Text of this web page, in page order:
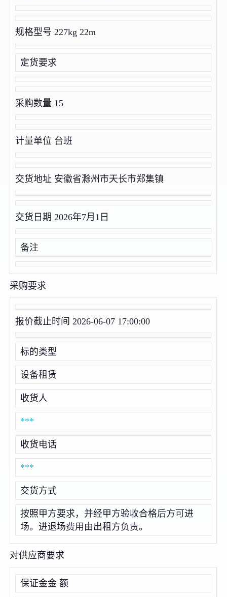
规格型号 227kg 22m
定货要求
采购数量 15
计量单位 台班
交货地址 安徽省滁州市天长市郑集镇
交货日期 2026年7月1日
备注
采购要求
报价截止时间 2026-06-07 17:00:00
标的类型
设备租赁
收货人
***
收货电话
***
交货方式
按照甲方要求，并经甲方验收合格后方可进
场。进退场费用由出租方负责。
对供应商要求
保证金金 额